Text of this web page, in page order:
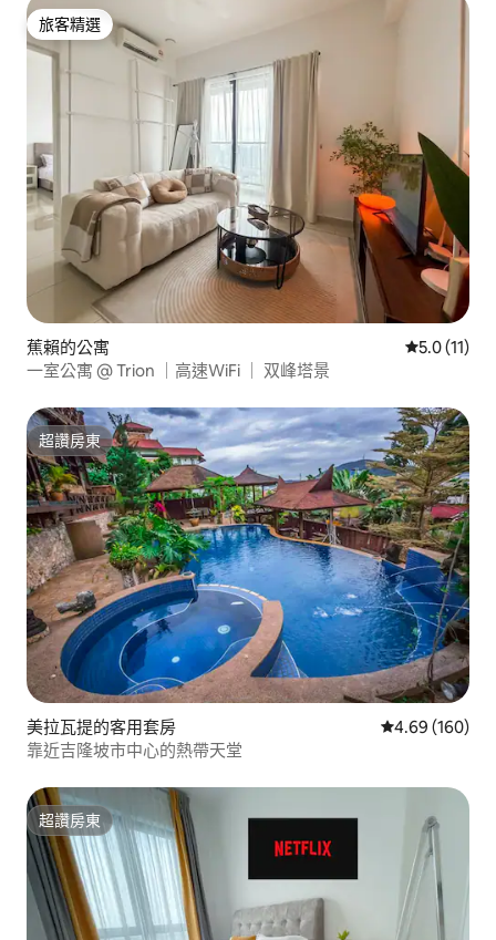
旅客精選
旅客精選
蕉賴的公寓 從 11 則評
5.0 (11)
一室公寓 @ Trion ｜高速WiFi ｜ 双峰塔景
超讚房東
超讚房東
美拉瓦提的客用套房 從 160 則評價
4.69 (160)
靠近吉隆坡市中心的熱帶天堂
超讚房東
超讚房東